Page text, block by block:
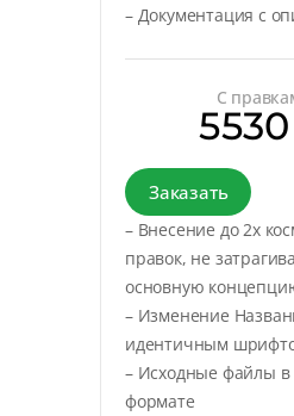
– Документация с
С
Заказать
– Внесение до 2х
правок, не
основную
– Изменение
идентичным
– Исходные файлы в
формате